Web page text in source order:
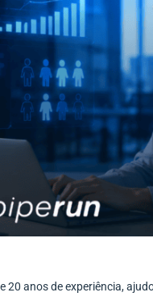
anos de experiência,